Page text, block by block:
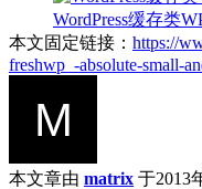
WordPress缓存类
本文固定链接： https://
freshwp_-absolute-small-
本文章由 matrix 于2013